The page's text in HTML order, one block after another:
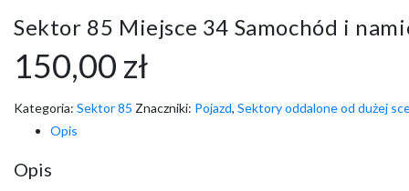
Sektor 85 Miejsce 34 Samochód i
150,00 zł
Kategoria: Sektor 85 Znaczniki: Pojazd, Sektory oddalone od dużej
Opis
Opis